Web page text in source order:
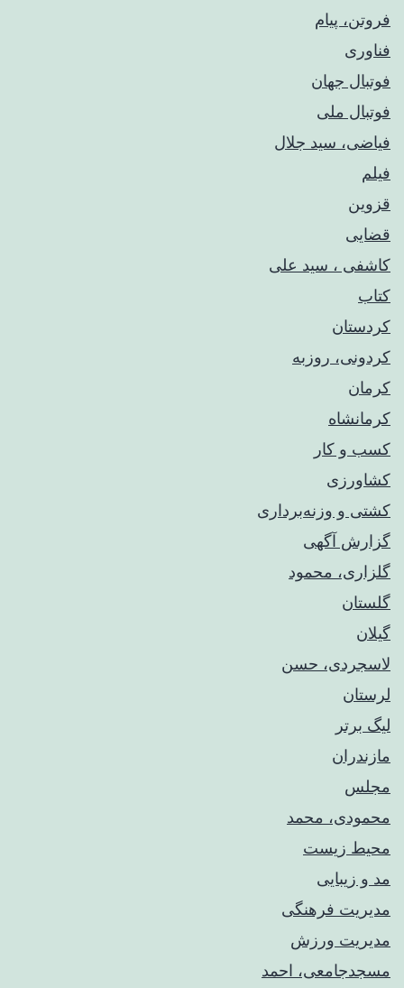
فروتن، پیام
فناوری
فوتبال جهان
فوتبال ملی
فیاضی، سید جلال
فیلم
قزوین
قضایی
کاشفی ، سید علی
کتاب
کردستان
کردونی، روزبه
کرمان
کرمانشاه
کسب و کار
کشاورزی
کشتی و وزنه‌برداری
گزارش آگهی
گلزاری، محمود
گلستان
گیلان
لاسجردی، حسن
لرستان
لیگ برتر
مازندران
مجلس
محمودی، محمد
محیط زیست
مد و زیبایی
مدیریت فرهنگی
مدیریت ورزش
مسجدجامعی، احمد